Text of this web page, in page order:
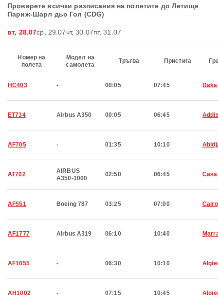
Проверете всички разписания на полетите до Летище
Париж-Шарл дьо Гол (CDG)
вт, 28.07ср, 29.07чт, 30.07пт, 31.07
Номер на
полета
Модел на
самолета
Тръгва Пристига
HC403 - 00:05 07:45
ET734 Airbus A350 00:05 06:45
AF705 - 01:35 10:10
AT702
AIRBUS
A350-1000
02:50 06:45
AF551 Boeing 787 03:25 07:00 Cairo
AF1777 Airbus A319 06:10 10:40
AF1055 - 06:30 10:10
AH1002 - 07:15 10:45